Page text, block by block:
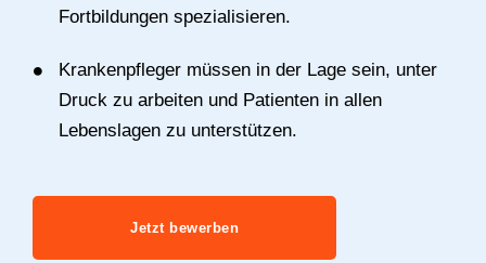
Fortbildungen spezialisieren.
Krankenpfleger müssen in der Lage sein, unter
Druck zu arbeiten und Patienten in allen
Lebenslagen zu unterstützen.
Jetzt bewerben